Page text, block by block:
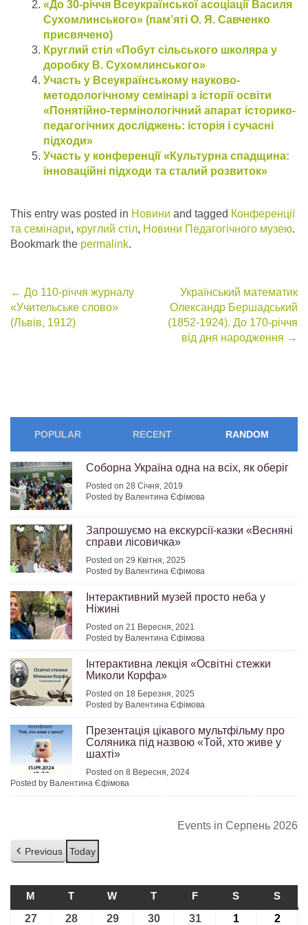
«До 30-річчя Всеукраїнської асоціації Василя
Сухомлинського» (пам’яті О. Я. Савченко
присвячено)
Круглий стіл «Побут сільського школяра у
доробку В. Сухомлинського»
Участь у Всеукраїнському науково-
методологічному семінарі з історії освіти
«Понятійно-термінологічний апарат історико-
педагогічних досліджень: історія і сучасні
підходи»
Участь у конференції «Культурна спадщина:
інноваційні підходи та сталий розвиток»
This entry was posted in Новини and tagged Конференції
та семінари, круглий стіл, Новини Педагогічного музею.
Bookmark the permalink.
Post
navigation
← До 110-річчя журналу
«Учительське слово»
(Львів, 1912)
Український математик
Олександр Бершадський
(1852-1924). До 170-річчя
від дня народження →
POPULAR RECENT RANDOM
Соборна Україна одна на всіх, як оберіг
Posted on 28 Січня, 2019
Posted by Валентина Єфімова
Запрошуємо на екскурсії-казки «Весняні
справи лісовичка»
Posted on 29 Квітня, 2025
Posted by Валентина Єфімова
Інтерактивний музей просто неба у
Ніжині
Posted on 21 Вересня, 2021
Posted by Валентина Єфімова
Інтерактивна лекція «Освітні стежки
Миколи Корфа»
Posted on 18 Березня, 2025
Posted by Валентина Єфімова
Презентація цікавого мультфільму про
Соляника під назвою «Той, хто живе у
шахті»
Posted on 8 Вересня, 2024
Posted by Валентина Єфімова
Events in Серпень 2026
Previous Today
M ПОНЕДІЛОК
T ВІВТОРОК
W СЕРЕДА
TЧЕТВЕР
FП’ЯТНИЦЯ
S СУБОТА
S
27 27.07.2026
28 28.07.2026
2929.07.2026
3030.07.2026
3131.07.2026
1 01.08.2026
2